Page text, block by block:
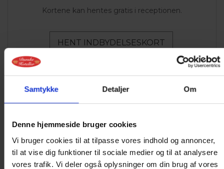
Samtykke Detaljer Om
Denne hjemmeside bruger cookies
Vi bruger cookies til at tilpasse vores indhold og annoncer,
til at vise dig funktioner til sociale medier og til at analysere
vores trafik. Vi deler også oplysninger om din brug af vores
Kortene kan hentes gratis i receptionen.
HENT INDBYDELSESKORT